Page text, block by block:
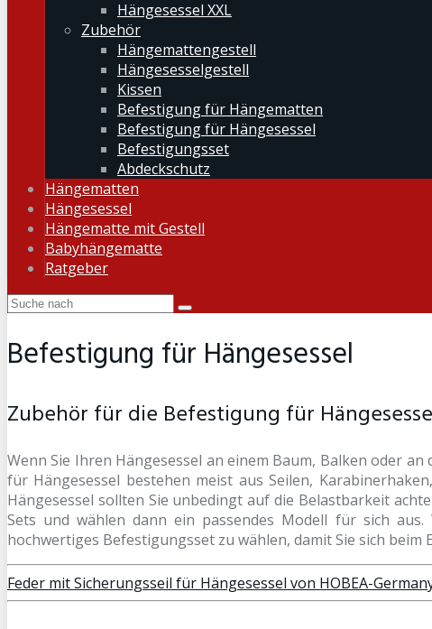
Hängesessel XXL
Zubehör
Hängemattengestell
Hängesesselgestell
Kissen
Befestigung für Hängematten
Befestigung für Hängesessel
Befestigungsset
Abdeckschutz
Hängematten
Hängesessel
Hängematte mit Gestell
Babyhängematte
Ratgeber
Befestigung für Hängesessel
Zubehör für die Befestigung für
Wenn Sie Ihren Hängesessel an einem Baum, Balken oder
für Hängesessel bestehen meist aus Seilen,
Hängesessel sollten Sie unbedingt auf die Belastbarkeit
Sets und wählen dann ein passendes Modell für sich
hochwertiges Befestigungsset zu wählen, damit Sie sich beim
Feder mit Sicherungsseil für Hängesessel von HOBEA-